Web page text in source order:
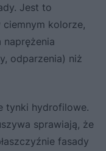
Jest to
kolorze,
odparzenia) niż
tynki hydrofilowe.
sprawiają, że
fasady